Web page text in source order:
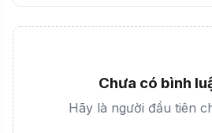
Chưa có bình
Hãy là người đầu tiên